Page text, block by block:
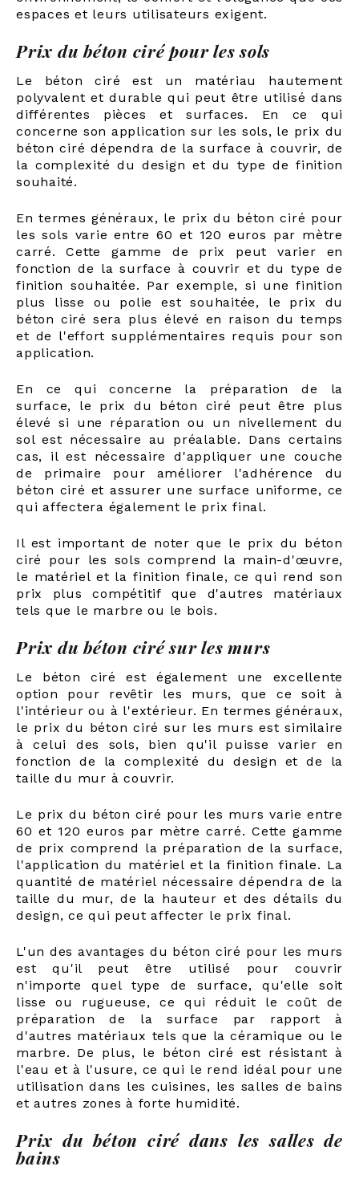
espaces et leurs utilisateurs exigent.
Prix du béton ciré pour les sols
Le béton ciré est un matériau hautement
polyvalent et durable qui peut être utilisé dans
différentes pièces et surfaces. En ce qui
concerne son application sur les sols, le prix du
béton ciré dépendra de la surface à couvrir, de
la complexité du design et du type de finition
souhaité.
En termes généraux, le prix du béton ciré pour
les sols varie entre 60 et 120 euros par mètre
carré. Cette gamme de prix peut varier en
fonction de la surface à couvrir et du type de
finition souhaitée. Par exemple, si une finition
plus lisse ou polie est souhaitée, le prix du
béton ciré sera plus élevé en raison du temps
et de l'effort supplémentaires requis pour son
application.
En ce qui concerne la préparation de la
surface, le prix du béton ciré peut être plus
élevé si une réparation ou un nivellement du
sol est nécessaire au préalable. Dans certains
cas, il est nécessaire d'appliquer une couche
de primaire pour améliorer l'adhérence du
béton ciré et assurer une surface uniforme, ce
qui affectera également le prix final.
Il est important de noter que le prix du béton
ciré pour les sols comprend la main-d'œuvre,
le matériel et la finition finale, ce qui rend son
prix plus compétitif que d'autres matériaux
tels que le marbre ou le bois.
Prix du béton ciré sur les murs
Le béton ciré est également une excellente
option pour revêtir les murs, que ce soit à
l'intérieur ou à l'extérieur. En termes généraux,
le prix du béton ciré sur les murs est similaire
à celui des sols, bien qu'il puisse varier en
fonction de la complexité du design et de la
taille du mur à couvrir.
Le prix du béton ciré pour les murs varie entre
60 et 120 euros par mètre carré. Cette gamme
de prix comprend la préparation de la surface,
l'application du matériel et la finition finale. La
quantité de matériel nécessaire dépendra de la
taille du mur, de la hauteur et des détails du
design, ce qui peut affecter le prix final.
L'un des avantages du béton ciré pour les murs
est qu'il peut être utilisé pour couvrir
n'importe quel type de surface, qu'elle soit
lisse ou rugueuse, ce qui réduit le coût de
préparation de la surface par rapport à
d'autres matériaux tels que la céramique ou le
marbre. De plus, le béton ciré est résistant à
l'eau et à l'usure, ce qui le rend idéal pour une
utilisation dans les cuisines, les salles de bains
et autres zones à forte humidité.
Prix du béton ciré dans les salles de
bains